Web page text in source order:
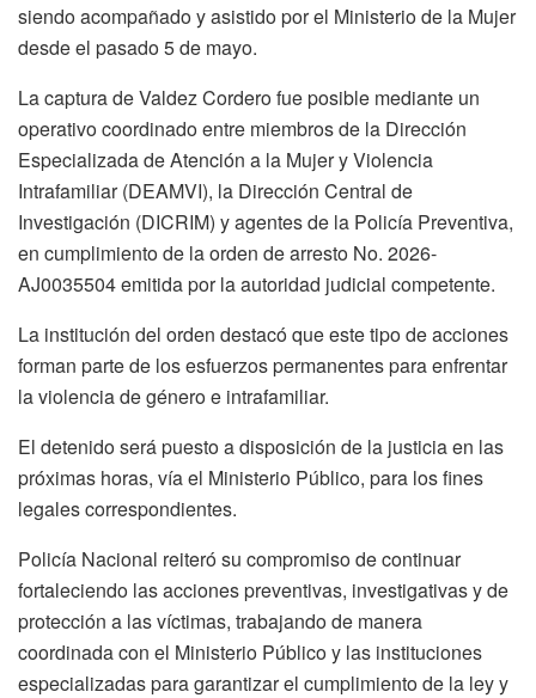
siendo acompañado y asistido por el Ministerio de la Mujer
desde el pasado 5 de mayo.
La captura de Valdez Cordero fue posible mediante un
operativo coordinado entre miembros de la Dirección
Especializada de Atención a la Mujer y Violencia
Intrafamiliar (DEAMVI), la Dirección Central de
Investigación (DICRIM) y agentes de la Policía Preventiva,
en cumplimiento de la orden de arresto No. 2026-
AJ0035504 emitida por la autoridad judicial competente.
La institución del orden destacó que este tipo de acciones
forman parte de los esfuerzos permanentes para enfrentar
la violencia de género e intrafamiliar.
El detenido será puesto a disposición de la justicia en las
próximas horas, vía el Ministerio Público, para los fines
legales correspondientes.
Policía Nacional reiteró su compromiso de continuar
fortaleciendo las acciones preventivas, investigativas y de
protección a las víctimas, trabajando de manera
coordinada con el Ministerio Público y las instituciones
especializadas para garantizar el cumplimiento de la ley y